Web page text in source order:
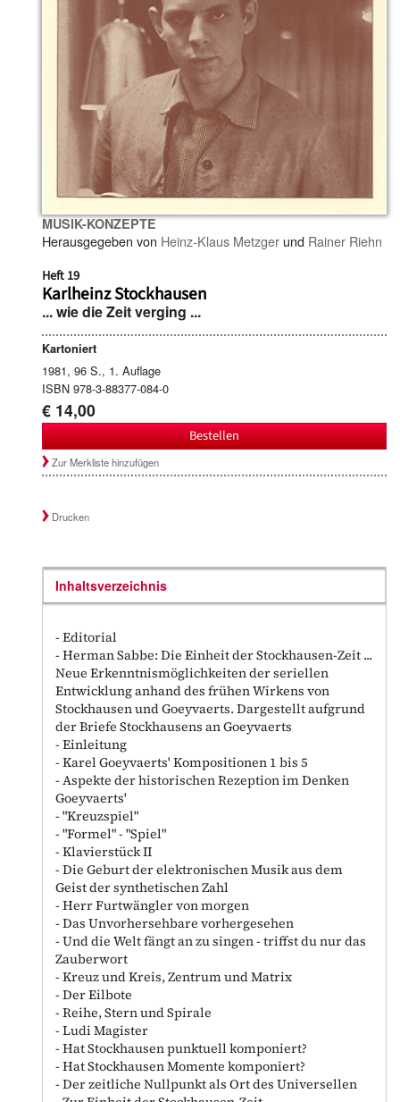
MUSIK-KONZEPTE
Herausgegeben von Heinz-Klaus Metzger und Rainer Riehn
Heft 19
Karlheinz Stockhausen
... wie die Zeit verging ...
Kartoniert
1981, 96 S., 1. Auflage
ISBN 978-3-88377-084-0
€ 14,00
Bestellen
Zur Merkliste hinzufügen
Drucken
Inhaltsverzeichnis
- Editorial
- Herman Sabbe: Die Einheit der Stockhausen-Zeit ...
Neue Erkenntnismöglichkeiten der seriellen
Entwicklung anhand des frühen Wirkens von
Stockhausen und Goeyvaerts. Dargestellt aufgrund
der Briefe Stockhausens an Goeyvaerts
- Einleitung
- Karel Goeyvaerts' Kompositionen 1 bis 5
- Aspekte der historischen Rezeption im Denken
Goeyvaerts'
- "Kreuzspiel"
- "Formel" - "Spiel"
- Klavierstück II
- Die Geburt der elektronischen Musik aus dem
Geist der synthetischen Zahl
- Herr Furtwängler von morgen
- Das Unvorhersehbare vorhergesehen
- Und die Welt fängt an zu singen - triffst du nur das
Zauberwort
- Kreuz und Kreis, Zentrum und Matrix
- Der Eilbote
- Reihe, Stern und Spirale
- Ludi Magister
- Hat Stockhausen punktuell komponiert?
- Hat Stockhausen Momente komponiert?
- Der zeitliche Nullpunkt als Ort des Universellen